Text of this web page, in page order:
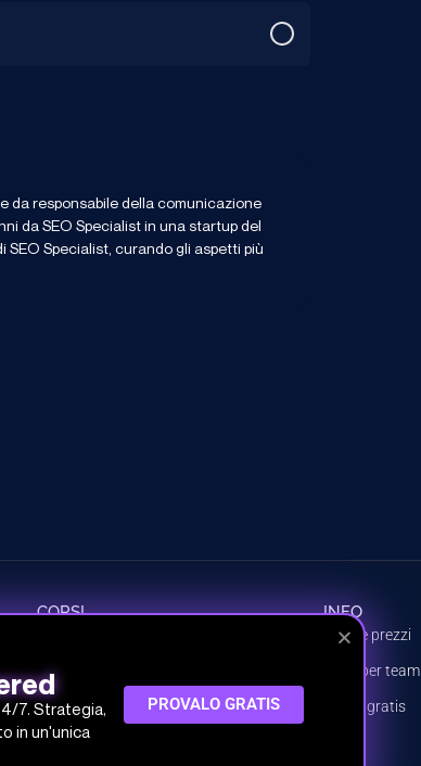
da responsabile della comunicazione
da SEO Specialist in una startup del
SEO Specialist, curando gli aspetti più
CORSI
Percorsi
Argomenti
Crea il tuo piano
INFO
Piani e prezzi
Piani per team
Prova gratis
7. Strategia,
in un'unica
PROVALO GRATIS